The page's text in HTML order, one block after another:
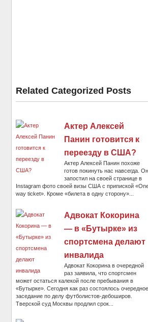
Related Categorized Posts
Актер Алексей
Панин готовится к
переезду в США?
Актер Алексей Панин похоже
готов покинуть нас навсегда. Он
запостил на своей странице в
Instagram фото своей визы США с припиской
way ticket». Кроме «билета в одну сторону»...
Адвокат Кокорина
— в «Бутырке» из
спортсмена делают
инвалида
Адвокат Кокорина в очередной
раз заявила, что спортсмен
может остаться калекой после пребывания в
«Бутырке». Сегодня как раз состоялось очередное
заседание по делу футболистов-дебоширов.
Тверской суд Москвы продлил срок...